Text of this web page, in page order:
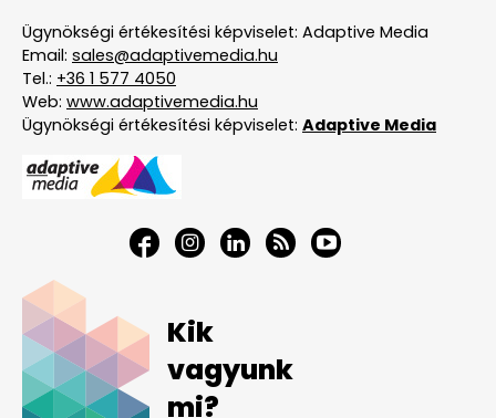
Ügynökségi értékesítési képviselet: Adaptive Media
Email: sales@adaptivemedia.hu
Tel.: +36 1 577 4050
Web: www.adaptivemedia.hu
Ügynökségi értékesítési képviselet: Adaptive Media
Kik
vagyunk
mi?